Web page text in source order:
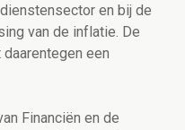
en bij de
van de inflatie. De
een
Financiën en de